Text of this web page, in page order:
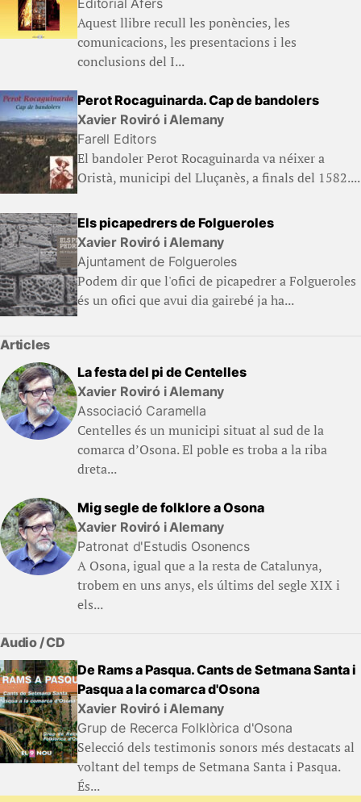
Editorial Afers
Aquest llibre recull les ponències, les
comunicacions, les presentacions i les
conclusions del I...
Perot Rocaguinarda. Cap de bandolers
Xavier Roviró i Alemany
Farell Editors
El bandoler Perot Rocaguinarda va néixer a
Oristà, municipi del Lluçanès, a finals del 1582....
Els picapedrers de Folgueroles
Xavier Roviró i Alemany
Ajuntament de Folgueroles
Podem dir que l'ofici de picapedrer a Folgueroles
és un ofici que avui dia gairebé ja ha...
Articles
La festa del pi de Centelles
Xavier Roviró i Alemany
Associació Caramella
Centelles és un municipi situat al sud de la
comarca d’Osona. El poble es troba a la riba
dreta...
Mig segle de folklore a Osona
Xavier Roviró i Alemany
Patronat d'Estudis Osonencs
A Osona, igual que a la resta de Catalunya,
trobem en uns anys, els últims del segle XIX i
els...
Audio / CD
De Rams a Pasqua. Cants de Setmana Santa i
Pasqua a la comarca d'Osona
Xavier Roviró i Alemany
Grup de Recerca Folklòrica d'Osona
Selecció dels testimonis sonors més destacats al
voltant del temps de Setmana Santa i Pasqua.
És...